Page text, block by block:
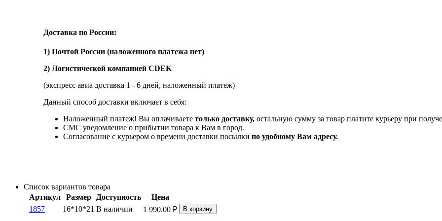
Доставка по России:
1) Почтой России (наложенного платежа нет)
2) Логистической компанией CDEK
(экспресс авиа доставка 1 - 6 дней, наложенный платеж)
Данный способ доставки включает в себя:
Наложенный платеж! Вы оплачиваете только доставку, остальную сумму за товар платите курьеру при
СМС уведомление о прибытии товара к Вам в город.
Согласование с курьером о времени доставки посылки по удобному Вам адресу.
Список вариантов товара
Артикул
Размер Доступность
Цена
1857
16*10*21 В наличии 1 990.00 ₽ В корзину